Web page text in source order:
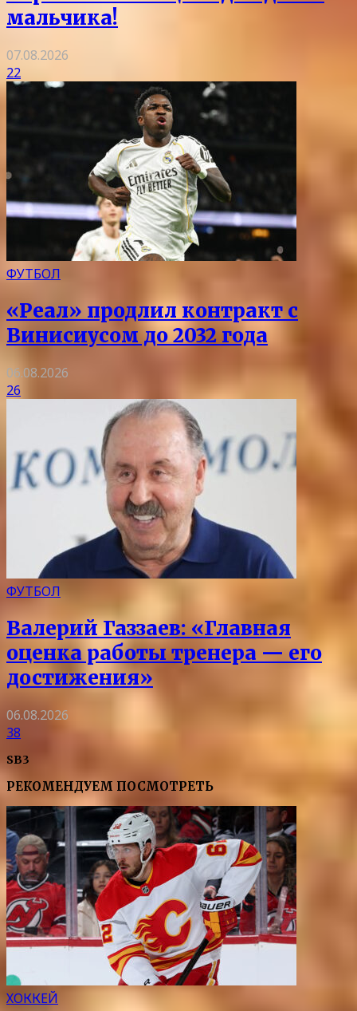
мальчика!
07.08.2026
22
ФУТБОЛ
«Реал» продлил контракт с
Винисиусом до 2032 года
06.08.2026
26
ФУТБОЛ
Валерий Газзаев: «Главная
оценка работы тренера — его
достижения»
06.08.2026
38
SB3
РЕКОМЕНДУЕМ ПОСМОТРЕТЬ
ХОККЕЙ